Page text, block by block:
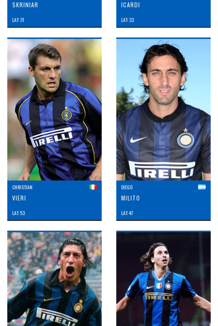
SKRINIAR
LAT: 31
ICARDI
LAT: 33
CHRISTIAN
VIERI
LAT: 53
DIEGO
MILITO
LAT: 47